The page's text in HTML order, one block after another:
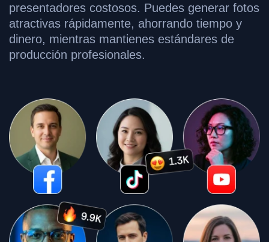
presentadores costosos. Puedes generar fotos
atractivas rápidamente, ahorrando tiempo y
dinero, mientras mantienes estándares de
producción profesionales.